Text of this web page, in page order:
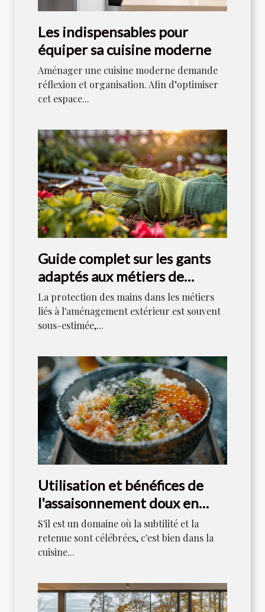
Les indispensables pour
équiper sa cuisine moderne
Aménager une cuisine moderne demande
réflexion et organisation. Afin d’optimiser
cet espace...
Guide complet sur les gants
adaptés aux métiers de
l'aménagement extérieur
La protection des mains dans les métiers
liés à l'aménagement extérieur est souvent
sous-estimée,...
Utilisation et bénéfices de
l'assaisonnement doux en
cuisine japonaise
S'il est un domaine où la subtilité et la
retenue sont célébrées, c'est bien dans la
cuisine...